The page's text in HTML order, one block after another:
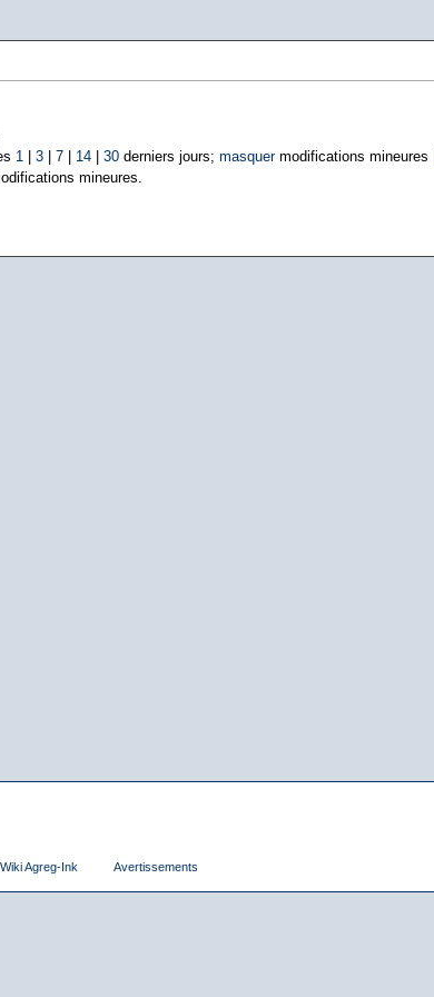
1 3| 7| 14| 30derniers jours; masquermodifications mineures |
mineures.
Agreg-Ink Avertissements